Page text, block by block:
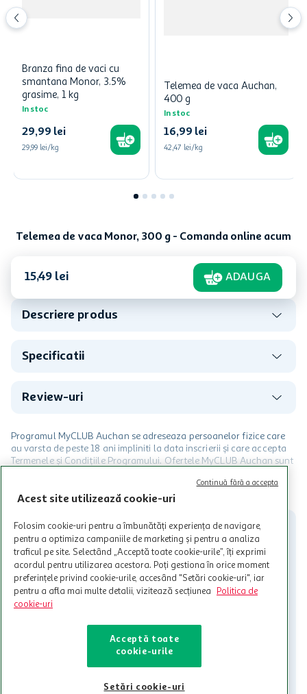
Branza fina de vaci cu
smantana Monor, 3.5%
grasime, 1 kg
In stoc
29,99 lei
29,99 lei/kg
Telemea de vaca Auchan,
400 g
In stoc
16,99 lei
42,47 lei/kg
Telemea de vaca Monor, 300 g - Comanda online acum
15,49 lei ADAUGA
Descriere produs
Specificatii
Review-uri
Programul MyCLUB Auchan se adreseaza persoanelor fizice care
au varsta de peste 18 ani impliniti la data inscrierii și care accepta
Termenele și Condițiile Programului. Ofertele MyCLUB Auchan sunt
limita a 12 unitati / card client o singura data in perioada promotiei.
Cardul poate fi utilizat doar in legatura cu magazinele Auchan
nu poate fi utilizat in legatura cu alti comercianți sau pentru alte
activitati in afara celor mentionate in Termene si Conditii. Auchan
nu raspunde pentru imposibilitatea utilizarii Cardului in perioada in
care aceste este suspendat sau in perioada in care sunt efectuate
intretineri sau reparatii tehnice la sistemul de utilizarea al Cardului.
CITESTE MAI MULT
Contacteaza-ne!
021-9141 contact@auchan.ro
Contact
Acest site utilizează cookie-uri
Folosim cookie-uri pentru a îmbunătăți experiența de navigare,
pentru a optimiza campaniile de marketing și pentru a analiza
traficul pe site. Selectând „Acceptă toate cookie-urile”, îți exprimi
acordul pentru utilizarea acestora. Poți gestiona în orice moment
preferințele privind cookie-urile, accesând "Setări cookie-uri", iar
pentru a afla mai multe detalii, vizitează secțiunea
Politica de
cookie-uri
Acceptă toate
cookie-urile
Setări cookie-uri
Continuă fără a accepta